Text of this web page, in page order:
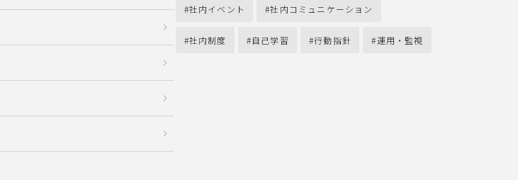
社内イベント 社内コミュニケーション
社内制度 自己学習 行動指針 運用・監視